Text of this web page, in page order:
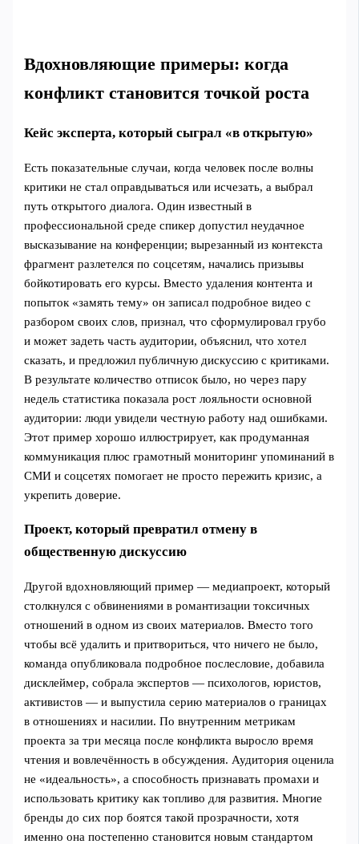
Вдохновляющие примеры: когда
конфликт становится точкой роста
Кейс эксперта, который сыграл «в открытую»
Есть показательные случаи, когда человек после волны
критики не стал оправдываться или исчезать, а выбрал
путь открытого диалога. Один известный в
профессиональной среде спикер допустил неудачное
высказывание на конференции; вырезанный из контекста
фрагмент разлетелся по соцсетям, начались призывы
бойкотировать его курсы. Вместо удаления контента и
попыток «замять тему» он записал подробное видео с
разбором своих слов, признал, что сформулировал грубо
и может задеть часть аудитории, объяснил, что хотел
сказать, и предложил публичную дискуссию с критиками.
В результате количество отписок было, но через пару
недель статистика показала рост лояльности основной
аудитории: люди увидели честную работу над ошибками.
Этот пример хорошо иллюстрирует, как продуманная
коммуникация плюс грамотный мониторинг упоминаний в
СМИ и соцсетях помогает не просто пережить кризис, а
укрепить доверие.
Проект, который превратил отмену в
общественную дискуссию
Другой вдохновляющий пример — медиапроект, который
столкнулся с обвинениями в романтизации токсичных
отношений в одном из своих материалов. Вместо того
чтобы всё удалить и притвориться, что ничего не было,
команда опубликовала подробное послесловие, добавила
дисклеймер, собрала экспертов — психологов, юристов,
активистов — и выпустила серию материалов о границах
в отношениях и насилии. По внутренним метрикам
проекта за три месяца после конфликта выросло время
чтения и вовлечённость в обсуждения. Аудитория оценила
не «идеальность», а способность признавать промахи и
использовать критику как топливо для развития. Многие
бренды до сих пор боятся такой прозрачности, хотя
именно она постепенно становится новым стандартом